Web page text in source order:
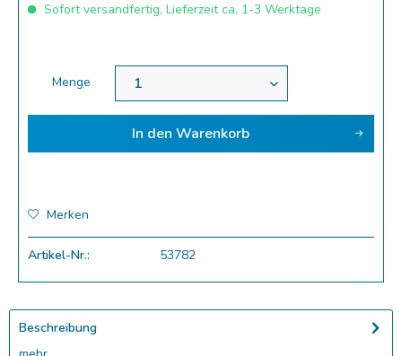
Sofort versandfertig, Lieferzeit ca. 1-3 Werktage
Menge
In den Warenkorb
Merken
Artikel-Nr.: 53782
Beschreibung